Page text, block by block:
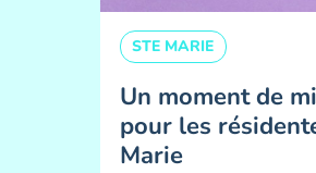
STE MARIE
Un moment de
pour les
Marie ​